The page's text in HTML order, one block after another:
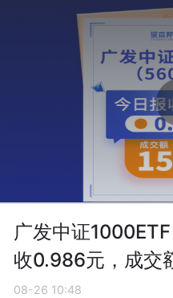
广发中证
收0.986元，成交
08-26 10:48